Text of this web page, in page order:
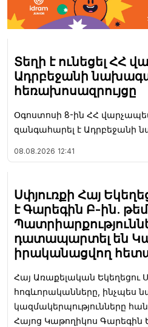
Տեղի է ունեցել ՀՀ
Ադրբեջանի
հեռախոսազրույցը
Օգոստոսի 8-ին ՀՀ
զանգահարել է Ադրբեջանի
08.08.2026 12:41
Սփյուռքի Հայ
է Գարեգին Բ-ին.
դատապարտել են
իրականացվող
Հայ Առաքելական Եկեղեցու
հոգևորականները, ինչպես
կազմակերպությունները
Հայոց Կաթողիկոս Գարեգին